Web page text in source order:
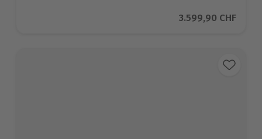
Aktueller Preis
3.599,90 CHF